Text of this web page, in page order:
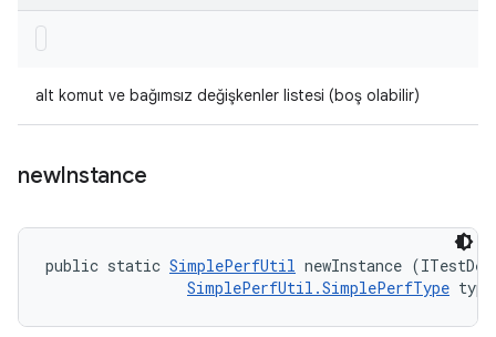
alt komut ve bağımsız değişkenler listesi (boş olabilir)
newInstance
public static SimplePerfUtil newInstance
SimplePerfUtil.SimplePerfType